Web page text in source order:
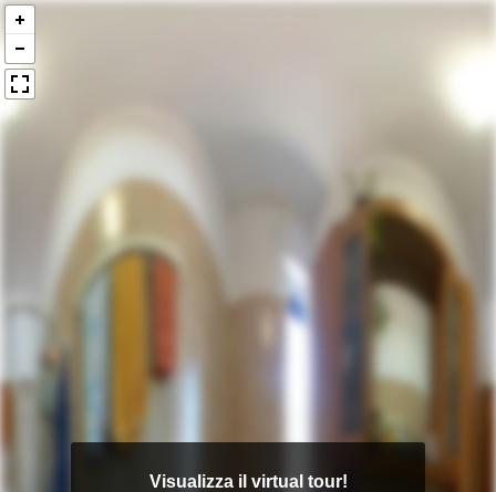
Visualizza il virtual tour!